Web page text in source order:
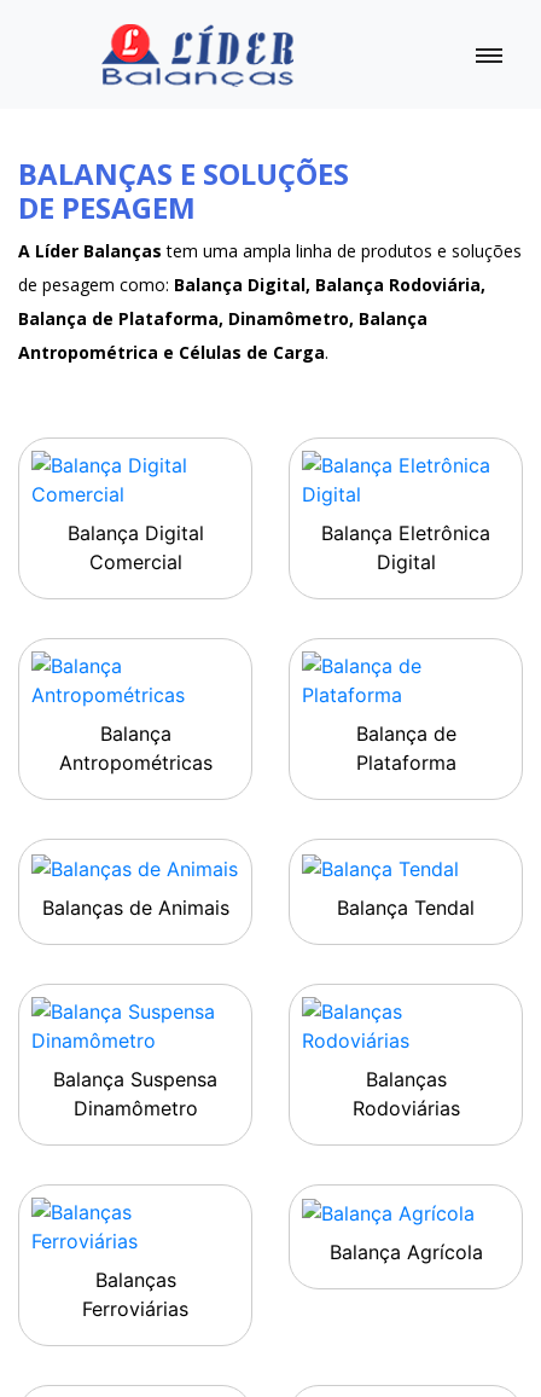
BALANÇAS E SOLUÇÕES
DE PESAGEM
A Líder Balanças tem uma ampla linha de produtos e soluções
de pesagem como: Balança Digital, Balança Rodoviária,
Balança de Plataforma, Dinamômetro, Balança
Antropométrica e Células de Carga.
Balança Digital
Comercial
Balança Eletrônica
Digital
Balança
Antropométricas
Balança de
Plataforma
Balanças de Animais Balança Tendal
Balança Suspensa
Dinamômetro
Balanças
Rodoviárias
Balanças
Ferroviárias
Balança Agrícola